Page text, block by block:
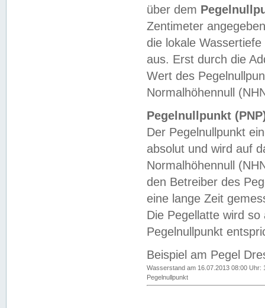
über dem
Zentimeter
die lokale
aus. Erst durch die
Wert des
Normalhöhennull
Pegelnullpunkt
Der Pegelnullpunkt
absolut und wird auf
Normalhöhennull
den Betreiber des
eine lange Zeit
Die Pegellatte wird
Pegelnullpunkt
Beispiel am Pegel
Wasserstand am 16.07.2013 08:00 Uhr:
Pegelnullpunkt